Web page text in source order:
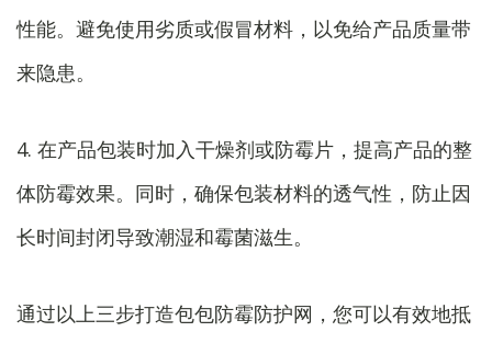
性能。避免使用劣质或假冒材料，以免给产品质量带
来隐患。
4. 在产品包装时加入干燥剂或防霉片，提高产品的整
体防霉效果。同时，确保包装材料的透气性，防止因
长时间封闭导致潮湿和霉菌滋生。
通过以上三步打造包包防霉防护网，您可以有效地抵